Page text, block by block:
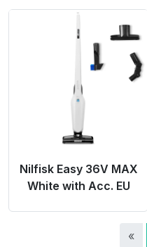
Product Link
Nilfisk Easy 36V MAX
White with Acc. EU
«